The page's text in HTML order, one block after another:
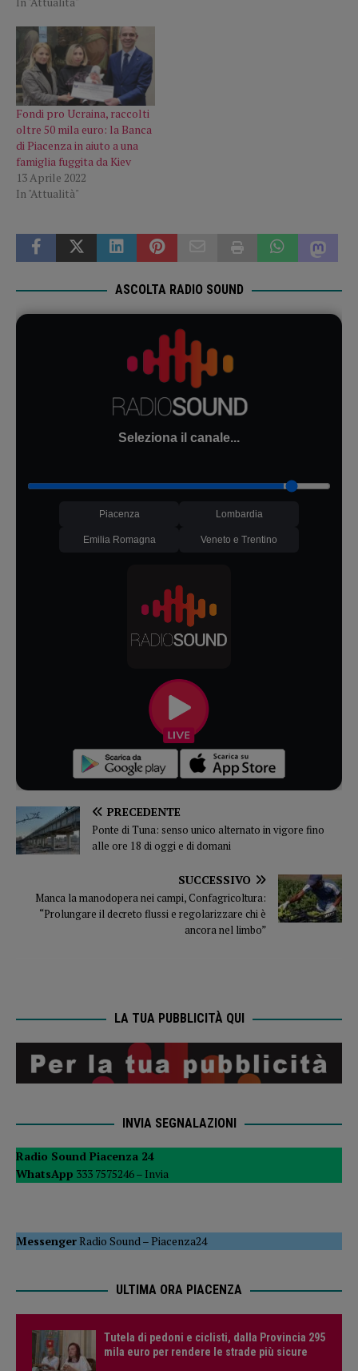
Fondi pro Ucraina, raccolti
oltre 50 mila euro: la Banca
di Piacenza in aiuto a una
famiglia fuggita da Kiev
13 Aprile 2022
In "Attualità"
ASCOLTA RADIO SOUND
Seleziona il canale...
Piacenza Lombardia
Emilia Romagna Veneto e Trentino
PRECEDENTE
Ponte di Tuna: senso unico alternato in vigore fino
alle ore 18 di oggi e di domani
SUCCESSIVO
Manca la manodopera nei campi, Confagricoltura:
“Prolungare il decreto flussi e regolarizzare chi è
ancora nel limbo”
LA TUA PUBBLICITÀ QUI
INVIA SEGNALAZIONI
Radio Sound Piacenza 24
WhatsApp 333 7575246 – Invia
MessengerRadio Sound –Piacenza24
ULTIMA ORA PIACENZA
Tutela di pedoni e ciclisti, dalla Provincia 295
mila euro per rendere le strade più sicure